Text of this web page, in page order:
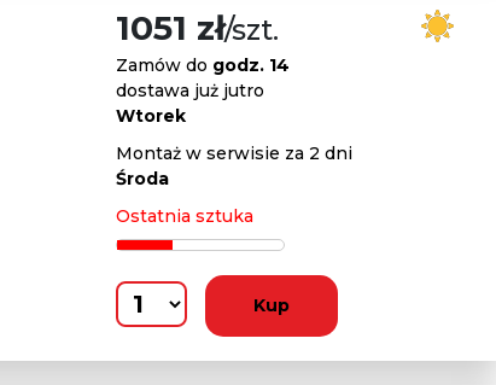
1051 zł/szt.
Zamów do godz. 14
dostawa już jutro
Wtorek
Montaż w serwisie za 2 dni
Środa
Ostatnia sztuka
Kup